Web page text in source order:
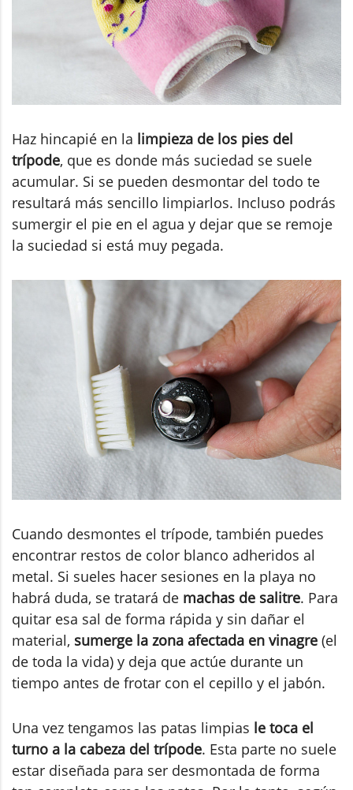
Haz hincapié en la limpieza de los pies del
trípode, que es donde más suciedad se suele
acumular. Si se pueden desmontar del todo te
resultará más sencillo limpiarlos. Incluso podrás
sumergir el pie en el agua y dejar que se remoje
la suciedad si está muy pegada.
Cuando desmontes el trípode, también puedes
encontrar restos de color blanco adheridos al
metal. Si sueles hacer sesiones en la playa no
habrá duda, se tratará de machas de salitre. Para
quitar esa sal de forma rápida y sin dañar el
material, sumerge la zona afectada en vinagre (el
de toda la vida) y deja que actúe durante un
tiempo antes de frotar con el cepillo y el jabón.
Una vez tengamos las patas limpias le toca el
turno a la cabeza del trípode. Esta parte no suele
estar diseñada para ser desmontada de forma